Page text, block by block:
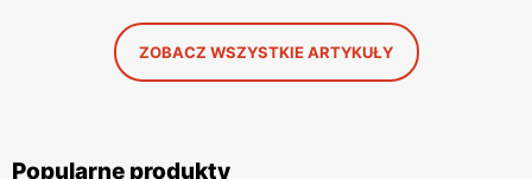
ZOBACZ WSZYSTKIE ARTYKUŁY
Popularne produkty